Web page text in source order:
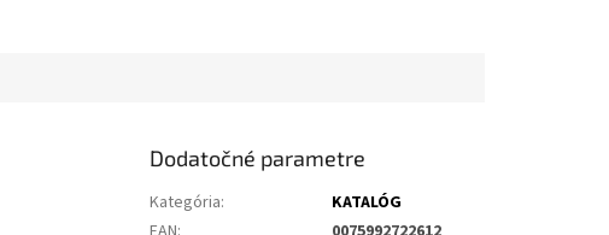
Dodatočné parametre
Kategória:
KATALÓG